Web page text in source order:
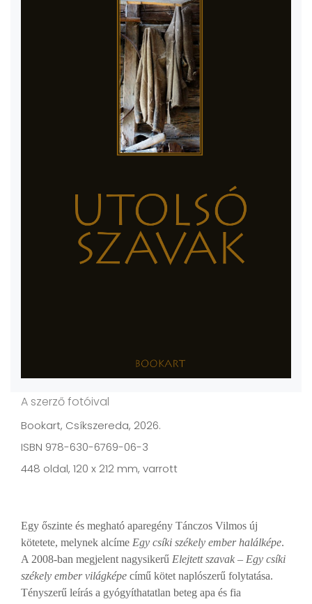
A szerző fotóival
Bookart, Csíkszereda, 2026.
ISBN 978-630-6769-06-3
448 oldal, 120 x 212 mm, varrott
Egy őszinte és megható aparegény Tánczos Vilmos új
kötetete, melynek alcíme Egy csíki székely ember halálképe.
A 2008-ban megjelent nagysikerű Elejtett szavak – Egy csíki
székely ember világképe című kötet naplószerű folytatása.
Tényszerű leírás a gyógyíthatatlan beteg apa és fia